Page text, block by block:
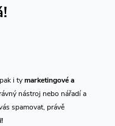
i tymarketingové a
nástroj nebo nářadí a
spamovat, právě